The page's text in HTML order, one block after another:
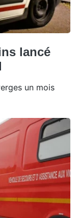
lancé
un mois